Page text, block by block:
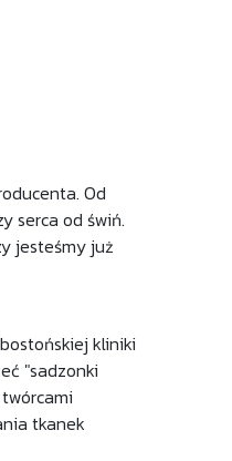
Od
serca od świń.
jesteśmy już
kliniki
"sadzonki
tkanek